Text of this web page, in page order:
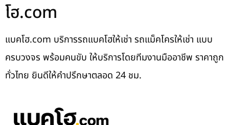
โฮ.com
แบคโฮ.com บริการรถแบคโฮให้เช่า รถแม็คโครให้เช่า แบบ
ครบวงจร พร้อมคนขับ ให้บริการโดยทีมงานมืออาชีพ ราคาถูก
ทั่วไทย ยินดีให้คำปรึกษาตลอด 24 ชม.